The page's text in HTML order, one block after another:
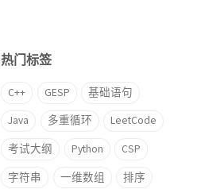
热门标签
C++ GESP 基础语句
Java 多重循环 LeetCode
考试大纲 Python CSP
字符串 一维数组 排序